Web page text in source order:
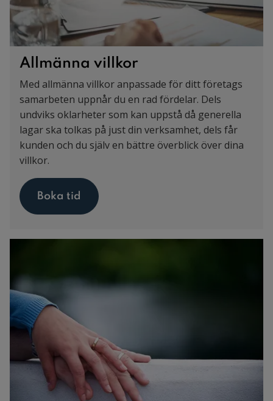
Allmänna villkor
Med allmänna villkor anpassade för ditt företags
samarbeten uppnår du en rad fördelar. Dels
undviks oklarheter som kan uppstå då generella
lagar ska tolkas på just din verksamhet, dels får
kunden och du själv en bättre överblick över dina
villkor.
Boka tid